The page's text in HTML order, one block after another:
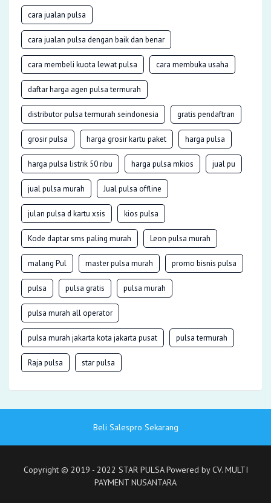
cara jualan pulsa
cara jualan pulsa dengan baik dan benar
cara membeli kuota lewat pulsa cara membuka usaha
daftar harga agen pulsa termurah
distributor pulsa termurah seindonesia gratis pendaftran
grosir pulsa harga grosir kartu paket harga pulsa
harga pulsa listrik 50 ribu harga pulsa mkios jual pu
jual pulsa murah Jual pulsa offline
julan pulsa d kartu xsis kios pulsa
Kode daptar sms paling murah Leon pulsa murah
malang Pul master pulsa murah promo bisnis pulsa
pulsa pulsa gratis pulsa murah
pulsa murah all operator
pulsa murah jakarta kota jakarta pusat pulsa termurah
Raja pulsa star pulsa
Beli Salespro Sekarang
Copyright © 2019 - 2022 STAR PULSA Powered by CV. MULTI
PAYMENT NUSANTARA